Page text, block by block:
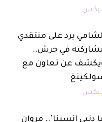
يرد على منتقدي
في جرش..
عن تعاون مع
دنيي انسينا".. مروان